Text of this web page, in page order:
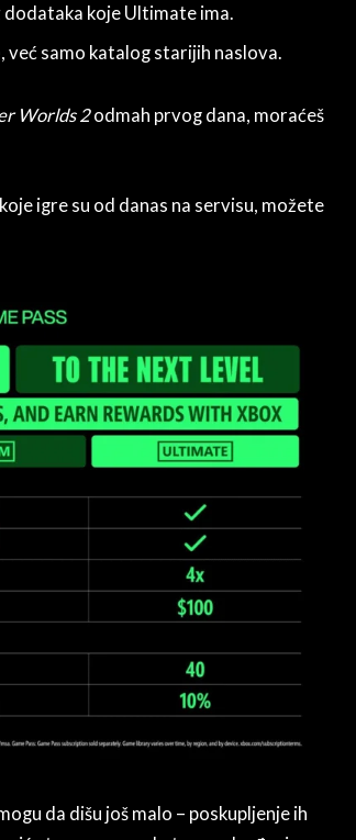
dodataka koje Ultimate ima.
, već samo katalog starijih naslova.
Worlds 2odmah prvog dana, moraćeš
igre su od danas na servisu, možete
da dišu još malo – poskupljenje ih